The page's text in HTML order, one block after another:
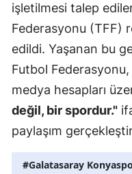
işletilmesi talep
Federasyonu (TFF)
edildi. Yaşanan bu
Futbol
medya hesapları
değil, bir spordur."
paylaşım
#Galatasaray